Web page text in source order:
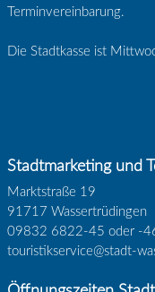
Terminvereinbarung.
Die Stadtkasse ist
Stadtmarketing und
Marktstraße 19
91717 Wassertrüdingen
09832 6822-45 oder -
touristikservice@stadt-